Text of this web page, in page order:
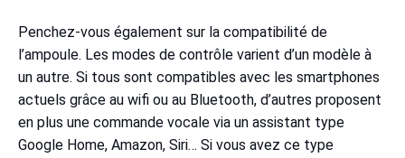
Penchez-vous également sur la compatibilité de
l’ampoule. Les modes de contrôle varient d’un modèle à
un autre. Si tous sont compatibles avec les smartphones
actuels grâce au wifi ou au Bluetooth, d’autres proposent
en plus une commande vocale via un assistant type
Google Home, Amazon, Siri… Si vous avez ce type